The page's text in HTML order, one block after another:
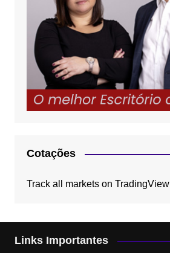
Cotações
Track all markets on TradingView
Links Importantes